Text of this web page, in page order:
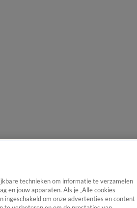
technieken om informatie te verzamelen
en jouw apparaten. Als je „Alle cookies
ingeschakeld om onze advertenties en content